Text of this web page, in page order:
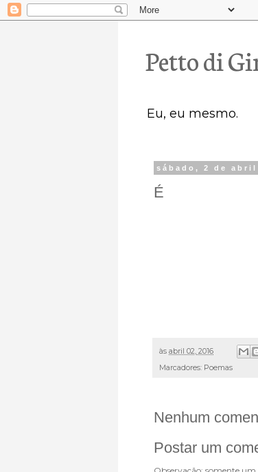
Petto di
Eu, eu mesmo.
sábado, 2 de abril
É
às abril 02, 2016
Marcadores: Poemas
Nenhum
Postar um